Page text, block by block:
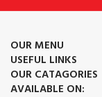
OUR MENU
USEFUL LINKS
OUR CATAGORIES
AVAILABLE ON: